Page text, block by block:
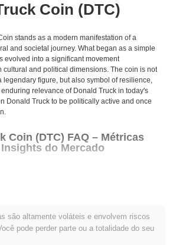
Coin (DTC)
stands as a modern manifestation of a
and societal journey. What began as a simple
evolved into a significant movement
cultural and political dimensions. The coin is not
legendary figure, but also symbol of resilience,
relevance of Donald Truck in today's
Donald Truck to be politically active and once
Coin (DTC) FAQ – Métricas
do Mercado
centralized and decentralized.
de negociação diário atual de
são altamente voláteis e envolvem riscos
pode perder parte ou a totalidade do seu